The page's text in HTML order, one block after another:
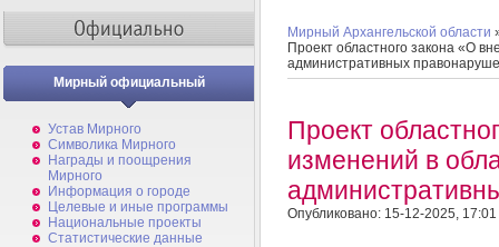
Мирный официальный
Устав Мирного
Символика Мирного
Награды и поощрения
Мирного
Информация о городе
Целевые и иные программы
Национальные проекты
Статистические данные
Мирный Архангельской области
Проект областного закона «О
административных
Проект
изменений в
Опубликовано: 15-12-2025, 17:01